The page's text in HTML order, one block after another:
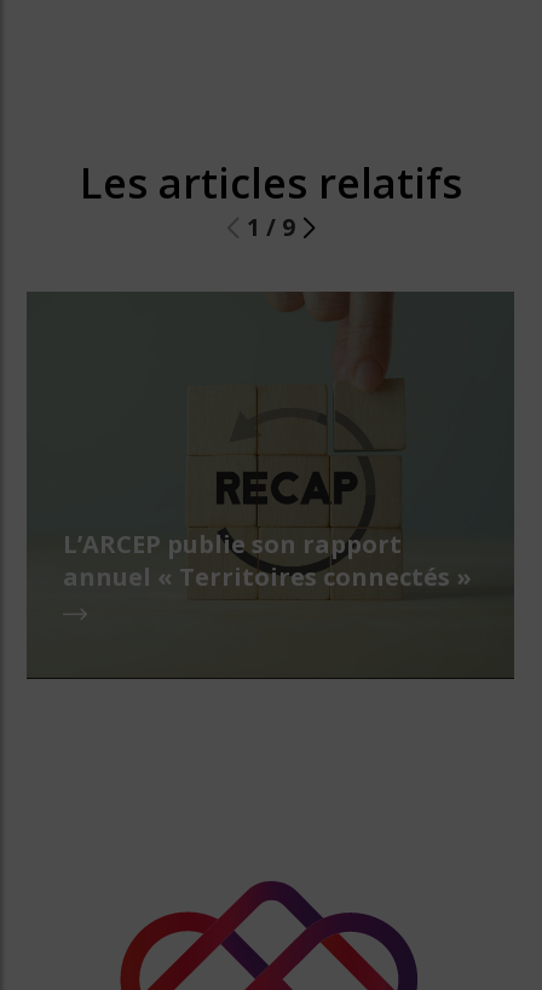
Les articles relatifs
1 / 9
L’ARCEP publie son rapport
annuel « Territoires connectés »